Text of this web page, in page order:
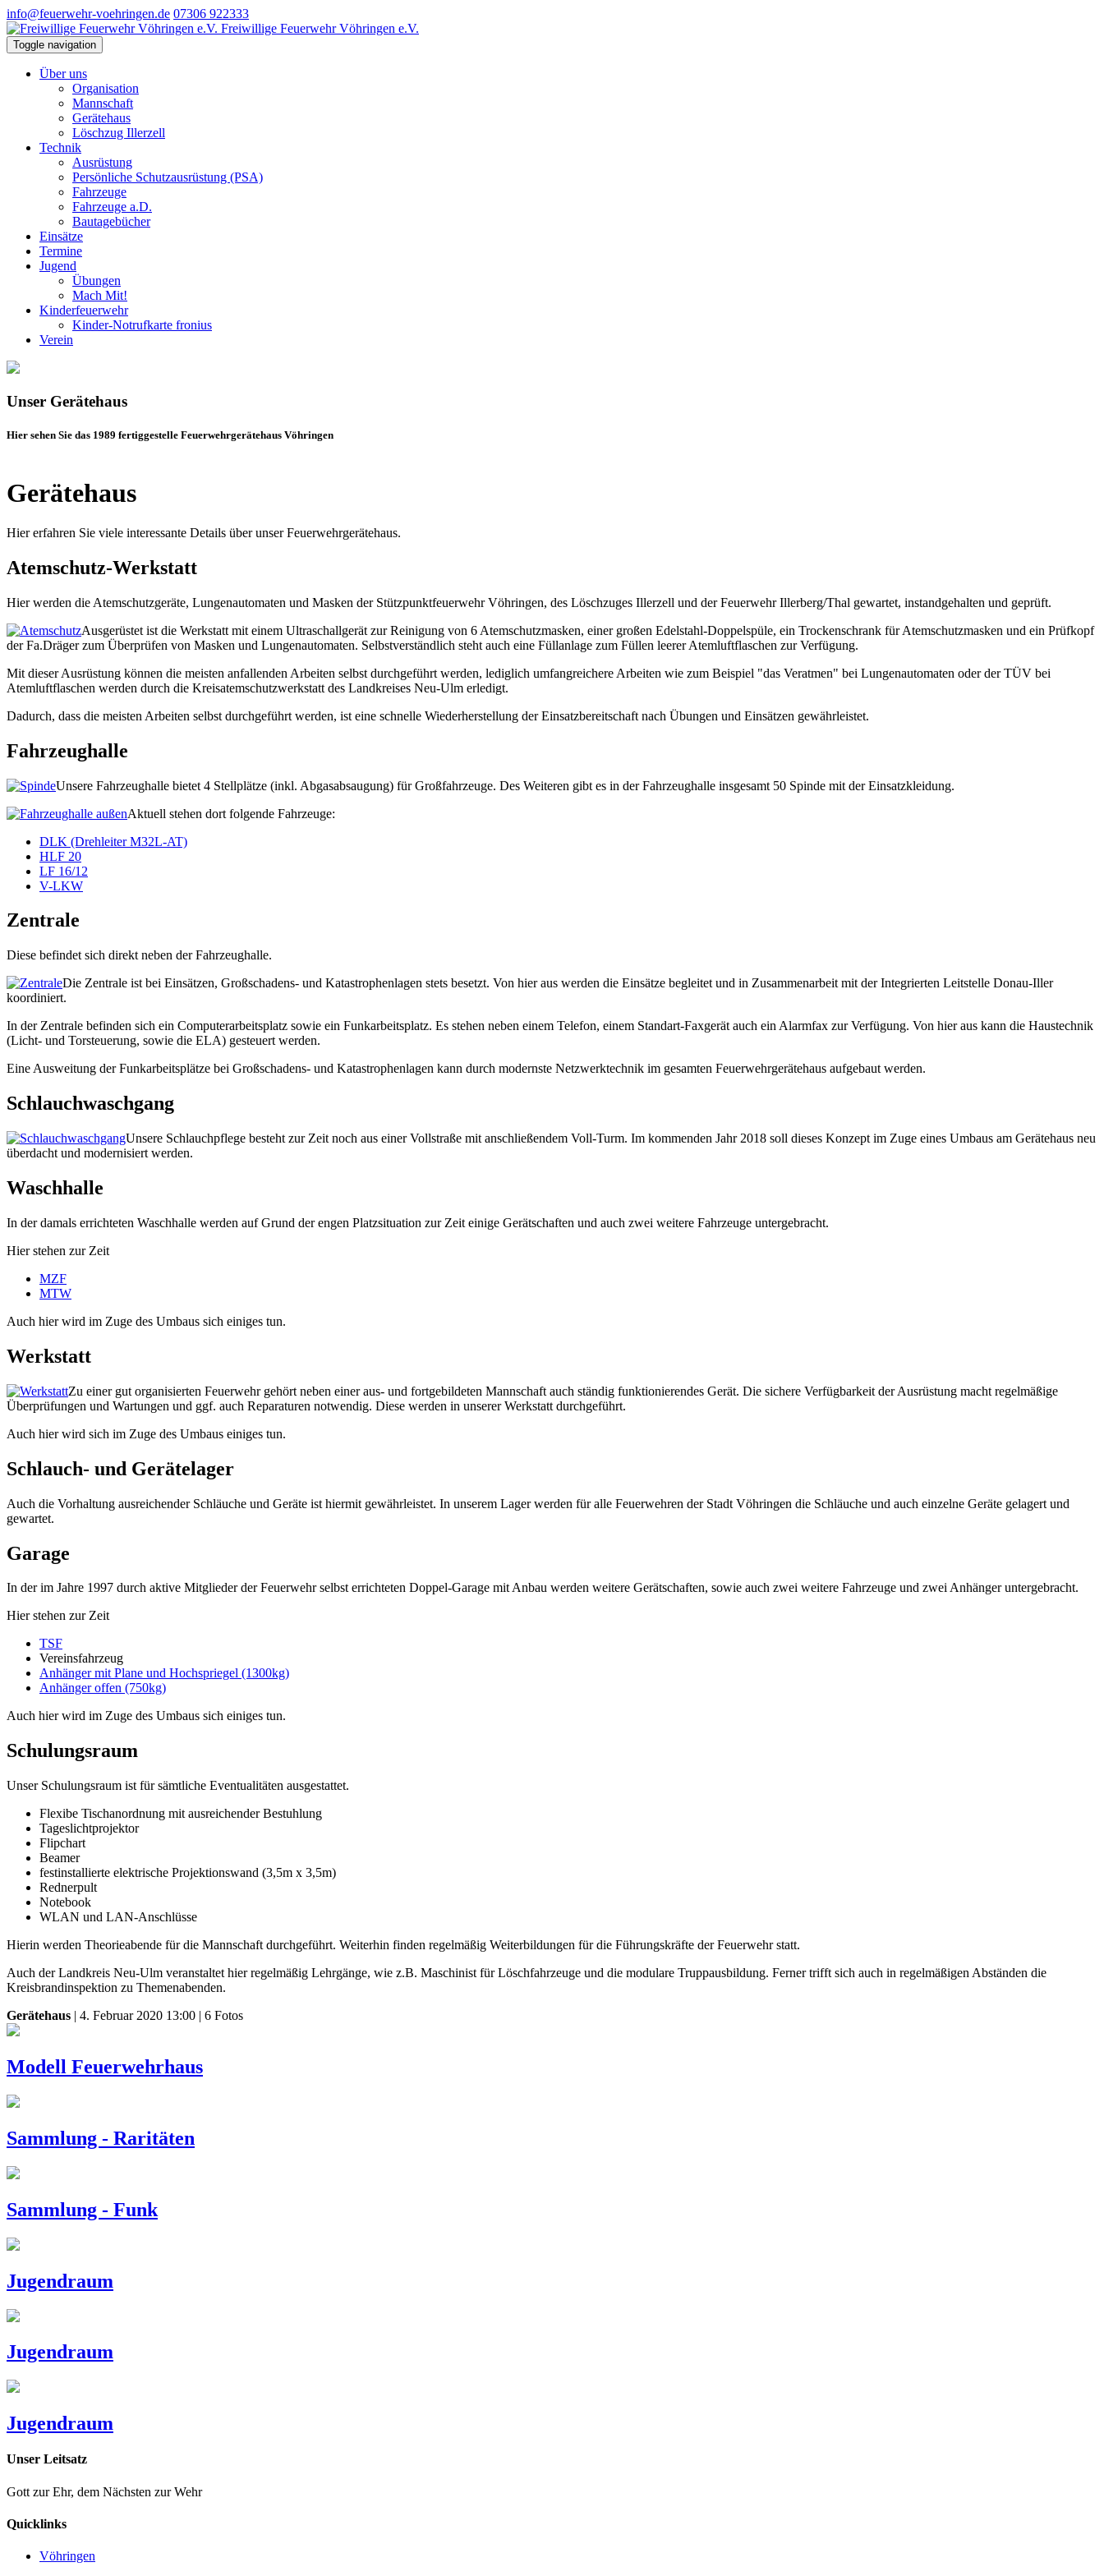
info@feuerwehr-voehringen.de 07306 922333
Freiwillige Feuerwehr Vöhringen e.V.
Toggle navigation
Über uns
Organisation
Mannschaft
Gerätehaus
Löschzug Illerzell
Technik
Ausrüstung
Persönliche Schutzausrüstung (PSA)
Fahrzeuge
Fahrzeuge a.D.
Bautagebücher
Einsätze
Termine
Jugend
Übungen
Mach Mit!
Kinderfeuerwehr
Kinder-Notrufkarte fronius
Verein
Unser Gerätehaus
Hier sehen Sie das 1989 fertiggestelle Feuerwehrgerätehaus Vöhringen
Gerätehaus
Hier erfahren Sie viele interessante Details über unser Feuerwehrgerätehaus.
Atemschutz-Werkstatt
Hier werden die Atemschutzgeräte, Lungenautomaten und Masken der Stützpunktfeuerwehr Vöhringen, des Löschzuges Illerzell und der Feuerwehr Illerberg/Thal gewartet, instandgehalten und geprüft.
Ausgerüstet ist die Werkstatt mit einem Ultraschallgerät zur Reinigung von 6 Atemschutzmasken, einer großen Edelstahl-Doppelspüle, ein Trockenschrank für Atemschutzmasken und ein Prüfkopf
der Fa.Dräger zum Überprüfen von Masken und Lungenautomaten. Selbstverständlich steht auch eine Füllanlage zum Füllen leerer Atemluftflaschen zur Verfügung.
Mit dieser Ausrüstung können die meisten anfallenden Arbeiten selbst durchgeführt werden, lediglich umfangreichere Arbeiten wie zum Beispiel "das Veratmen" bei Lungenautomaten oder der TÜV bei
Atemluftflaschen werden durch die Kreisatemschutzwerkstatt des Landkreises Neu-Ulm erledigt.
Dadurch, dass die meisten Arbeiten selbst durchgeführt werden, ist eine schnelle Wiederherstellung der Einsatzbereitschaft nach Übungen und Einsätzen gewährleistet.
Fahrzeughalle
Unsere Fahrzeughalle bietet 4 Stellplätze (inkl. Abgasabsaugung) für Großfahrzeuge. Des Weiteren gibt es in der Fahrzeughalle insgesamt 50 Spinde mit der Einsatzkleidung.
Aktuell stehen dort folgende Fahrzeuge:
DLK (Drehleiter M32L-AT)
HLF 20
LF 16/12
V-LKW
Zentrale
Diese befindet sich direkt neben der Fahrzeughalle.
Die Zentrale ist bei Einsätzen, Großschadens- und Katastrophenlagen stets besetzt. Von hier aus werden die Einsätze begleitet und in Zusammenarbeit mit der Integrierten Leitstelle Donau-Iller
koordiniert.
In der Zentrale befinden sich ein Computerarbeitsplatz sowie ein Funkarbeitsplatz. Es stehen neben einem Telefon, einem Standart-Faxgerät auch ein Alarmfax zur Verfügung. Von hier aus kann die Haustechnik
(Licht- und Torsteuerung, sowie die ELA) gesteuert werden.
Eine Ausweitung der Funkarbeitsplätze bei Großschadens- und Katastrophenlagen kann durch modernste Netzwerktechnik im gesamten Feuerwehrgerätehaus aufgebaut werden.
Schlauchwaschgang
Unsere Schlauchpflege besteht zur Zeit noch aus einer Vollstraße mit anschließendem Voll-Turm. Im kommenden Jahr 2018 soll dieses Konzept im Zuge eines Umbaus am Gerätehaus neu
überdacht und modernisiert werden.
Waschhalle
In der damals errichteten Waschhalle werden auf Grund der engen Platzsituation zur Zeit einige Gerätschaften und auch zwei weitere Fahrzeuge untergebracht.
Hier stehen zur Zeit
MZF
MTW
Auch hier wird im Zuge des Umbaus sich einiges tun.
Werkstatt
Zu einer gut organisierten Feuerwehr gehört neben einer aus- und fortgebildeten Mannschaft auch ständig funktionierendes Gerät. Die sichere Verfügbarkeit der Ausrüstung macht regelmäßige
Überprüfungen und Wartungen und ggf. auch Reparaturen notwendig. Diese werden in unserer Werkstatt durchgeführt.
Auch hier wird sich im Zuge des Umbaus einiges tun.
Schlauch- und Gerätelager
Auch die Vorhaltung ausreichender Schläuche und Geräte ist hiermit gewährleistet. In unserem Lager werden für alle Feuerwehren der Stadt Vöhringen die Schläuche und auch einzelne Geräte gelagert und
gewartet.
Garage
In der im Jahre 1997 durch aktive Mitglieder der Feuerwehr selbst errichteten Doppel-Garage mit Anbau werden weitere Gerätschaften, sowie auch zwei weitere Fahrzeuge und zwei Anhänger untergebracht.
Hier stehen zur Zeit
TSF
Vereinsfahrzeug
Anhänger mit Plane und Hochspriegel (1300kg)
Anhänger offen (750kg)
Auch hier wird im Zuge des Umbaus sich einiges tun.
Schulungsraum
Unser Schulungsraum ist für sämtliche Eventualitäten ausgestattet.
Flexibe Tischanordnung mit ausreichender Bestuhlung
Tageslichtprojektor
Flipchart
Beamer
festinstallierte elektrische Projektionswand (3,5m x 3,5m)
Rednerpult
Notebook
WLAN und LAN-Anschlüsse
Hierin werden Theorieabende für die Mannschaft durchgeführt. Weiterhin finden regelmäßig Weiterbildungen für die Führungskräfte der Feuerwehr statt.
Auch der Landkreis Neu-Ulm veranstaltet hier regelmäßig Lehrgänge, wie z.B. Maschinist für Löschfahrzeuge und die modulare Truppausbildung. Ferner trifft sich auch in regelmäßigen Abständen die
Kreisbrandinspektion zu Themenabenden.
Gerätehaus | 4. Februar 2020 13:00 | 6 Fotos
Modell Feuerwehrhaus
Sammlung - Raritäten
Sammlung - Funk
Jugendraum
Jugendraum
Jugendraum
Unser Leitsatz
Gott zur Ehr, dem Nächsten zur Wehr
Quicklinks
Vöhringen